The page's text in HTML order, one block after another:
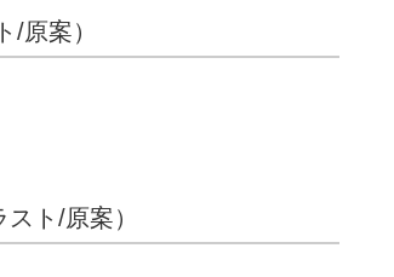
原案）
ト/原案）